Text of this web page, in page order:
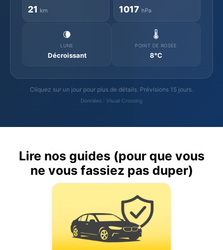
21 km 1017 hPa
🌘
LUNE
Décroissant
🌡️
POINT DE ROSÉE
8°C
Cliquez sur un jour pour plus de détails. Prévisions 15 jours.
Données : Visual Crossing
Lire nos guides (pour que vous
ne vous fassiez pas duper)